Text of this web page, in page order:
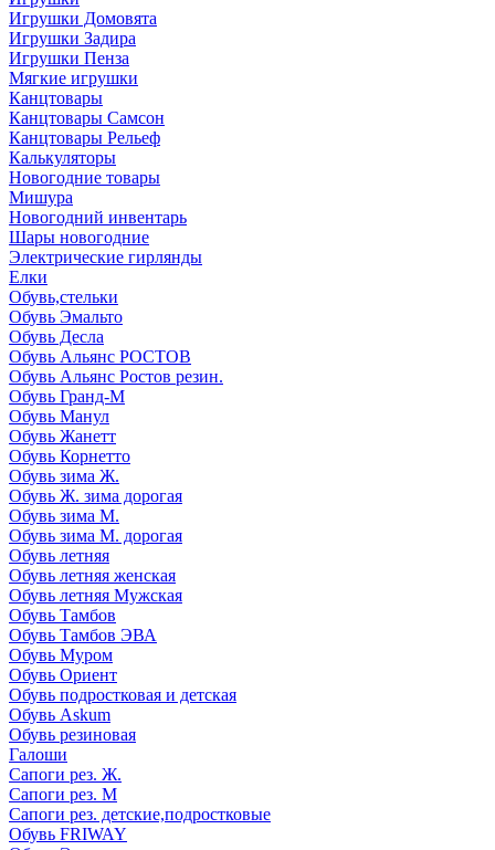
Игрушки Домовята
Игрушки Задира
Игрушки Пенза
Мягкие игрушки
Канцтовары
Канцтовары Самсон
Канцтовары Рельеф
Калькуляторы
Новогодние товары
Мишура
Новогодний инвентарь
Шары новогодние
Электрические гирлянды
Елки
Обувь,стельки
Обувь Эмальто
Обувь Десла
Обувь Альянс РОСТОВ
Обувь Альянс Ростов резин.
Обувь Гранд-М
Обувь Манул
Обувь Жанетт
Обувь Корнетто
Обувь зима Ж.
Обувь Ж. зима дорогая
Обувь зима М.
Обувь зима М. дорогая
Обувь летняя
Обувь летняя женская
Обувь летняя Мужская
Обувь Тамбов
Обувь Тамбов ЭВА
Обувь Муром
Обувь Ориент
Обувь подростковая и детская
Обувь Askum
Обувь резиновая
Галоши
Сапоги рез. Ж.
Сапоги рез. М
Сапоги рез. детские,подростковые
Обувь FRIWAY